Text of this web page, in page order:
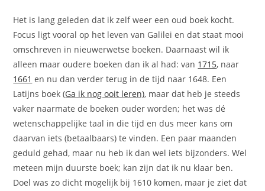
Het is lang geleden dat ik zelf weer een oud boek kocht.
Focus ligt vooral op het leven van Galilei en dat staat mooi
omschreven in nieuwerwetse boeken. Daarnaast wil ik
alleen maar oudere boeken dan ik al had: van 1715, naar
1661 en nu dan verder terug in de tijd naar 1648. Een
Latijns boek (Ga ik nog ooit leren), maar dat heb je steeds
vaker naarmate de boeken ouder worden; het was dé
wetenschappelijke taal in die tijd en dus meer kans om
daarvan iets (betaalbaars) te vinden. Een paar maanden
geduld gehad, maar nu heb ik dan wel iets bijzonders. Wel
meteen mijn duurste boek; kan zijn dat ik nu klaar ben.
Doel was zo dicht mogelijk bij 1610 komen, maar je ziet dat